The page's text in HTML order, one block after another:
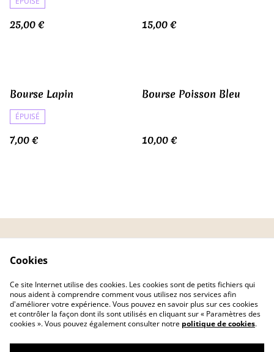
25,00 € 15,00 €
Bourse Lapin
ÉPUISÉ
7,00 €
Bourse Poisson Bleu
10,00 €
Livraison
Cookies
Ce site Internet utilise des cookies. Les cookies sont de petits fichiers qui
nous aident à comprendre comment vous utilisez nos services afin
d'améliorer votre expérience. Vous pouvez en savoir plus sur ces cookies
et contrôler la façon dont ils sont utilisés en cliquant sur « Paramètres des
cookies ». Vous pouvez également consulter notre politique de cookies.